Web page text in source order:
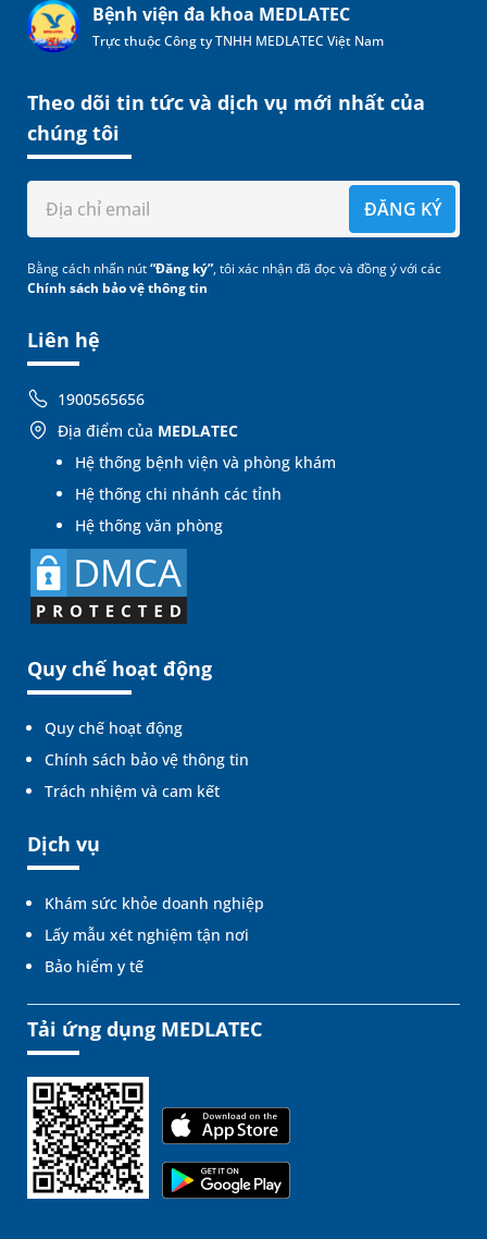
Bệnh viện đa khoa MEDLATEC
Trực thuộc Công ty TNHH MEDLATEC Việt Nam
Liên hệ
1900565656
Địa điểm của MEDLATEC
Hệ thống bệnh viện và phòng khám
Hệ thống chi nhánh các tỉnh
Hệ thống văn phòng
Quy chế hoạt động
Quy chế hoạt động
Chính sách bảo vệ thông tin
Trách nhiệm và cam kết
Dịch vụ
Khám sức khỏe doanh nghiệp
Lấy mẫu xét nghiệm tận nơi
Bảo hiểm y tế
Theo dõi tin tức và dịch vụ mới nhất của
chúng tôi
ĐĂNG KÝ
Bằng cách nhấn nút“Đăng ký”, tôi xác nhận đã đọc và đồng ý với các
Chính sách bảo vệ thông tin
Tải ứng dụng MEDLATEC